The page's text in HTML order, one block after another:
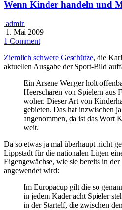
Wenn Kinder handeln und
admin
1. Mai 2009
1 Comment
Ziemlich schwere Geschütze, die
aktuellen Ausgabe der Sport-Bild
Ein Arsene Wenger holt
Heerscharen von Spielern aus
woher. Dieser Art von
gebieten. Das hat inzwischen
angenommen, da ist das Wort
weit.
Da so etwas ja mal überhaupt nicht
Lippstadt für die nationalen Ligen
Eigengewächse, wie sie bereits in
angewendet wird:
Im Europacup gilt die so
in jedem Kader acht Spieler
in der Startelf, die zwischen